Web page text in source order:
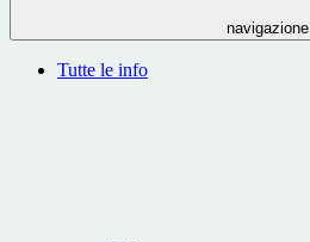
navigazione
Tutte le info